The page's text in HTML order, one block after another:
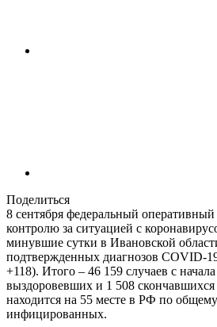
Поделиться
8 сентября федеральный
контролю за ситуацией с
минувшие сутки в Ивановской
подтвержденных диагнозов COVID-19
+118). Итого – 46 159 случаев с
выздоровевших и 1 508
находится на 55 месте в РФ по
инфицированных.